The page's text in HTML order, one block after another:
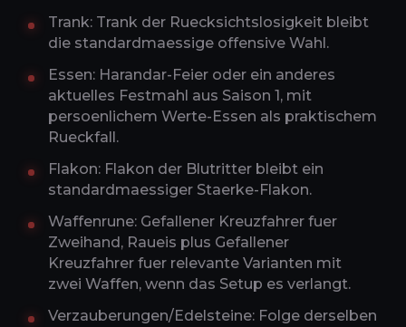
Trank: Trank der Ruecksichtslosigkeit bleibt
die standardmaessige offensive Wahl.
Essen: Harandar-Feier oder ein anderes
aktuelles Festmahl aus Saison 1, mit
persoenlichem Werte-Essen als praktischem
Rueckfall.
Flakon: Flakon der Blutritter bleibt ein
standardmaessiger Staerke-Flakon.
Waffenrune: Gefallener Kreuzfahrer fuer
Zweihand, Raueis plus Gefallener
Kreuzfahrer fuer relevante Varianten mit
zwei Waffen, wenn das Setup es verlangt.
Verzauberungen/Edelsteine: Folge derselben